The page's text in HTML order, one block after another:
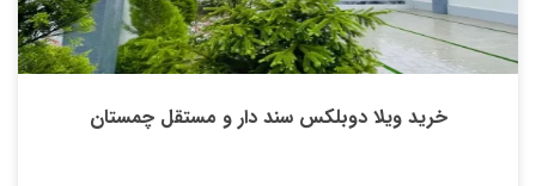
خرید ویلا دوبلکس سند دار و مستقل چمستان